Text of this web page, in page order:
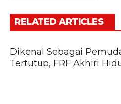
RELATED ARTICLES
Dikenal Sebagai
Tertutup, FRF Akhiri